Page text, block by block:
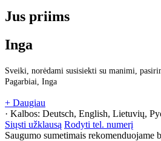
Jus priims
Inga
Sveiki, norėdami susisiekti su manimi,
Pagarbiai, Inga
+ Daugiau
· Kalbos: Deutsch, English, Lietuvių,
Siųsti užklausą Rodyti tel. numerį
Saugumo sumetimais